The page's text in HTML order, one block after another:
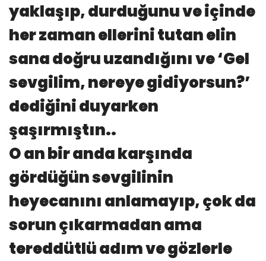
yaklaşıp, durduğunu ve içinde
her zaman ellerini tutan elin
sana doğru uzandığını ve ‘Gel
sevgilim, nereye gidiyorsun?’
dediğini duyarken
şaşırmıştın..
O an bir anda karşında
gördüğün sevgilinin
heyecanını anlamayıp, çok da
sorun çıkarmadan ama
tereddütlü adım ve gözlerle